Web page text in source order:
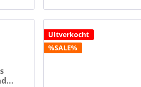
UItverkocht
%SALE%